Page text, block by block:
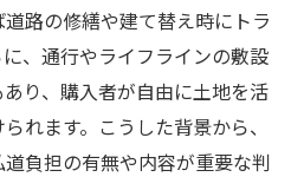
路の修繕や建て替え時にトラ
、通行やライフラインの敷設
り、購入者が自由に土地を活
れます。こうした背景から、
負担の有無や内容が重要な判